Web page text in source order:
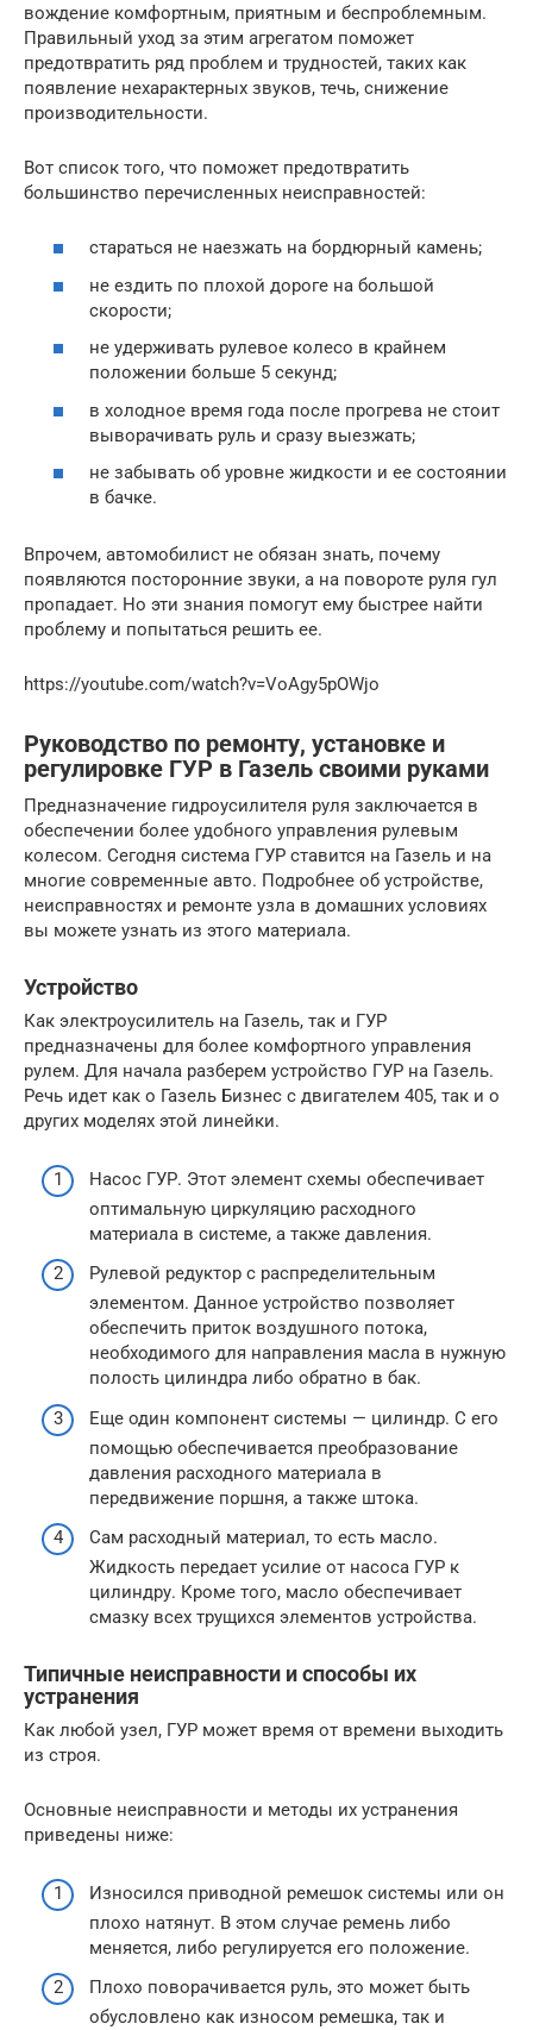
вождение комфортным, приятным и беспроблемным.
Правильный уход за этим агрегатом поможет
предотвратить ряд проблем и трудностей, таких как
появление нехарактерных звуков, течь, снижение
производительности.
Вот список того, что поможет предотвратить
большинство перечисленных неисправностей:
стараться не наезжать на бордюрный камень;
не ездить по плохой дороге на большой
скорости;
не удерживать рулевое колесо в крайнем
положении больше 5 секунд;
в холодное время года после прогрева не стоит
выворачивать руль и сразу выезжать;
не забывать об уровне жидкости и ее состоянии
в бачке.
Впрочем, автомобилист не обязан знать, почему
появляются посторонние звуки, а на повороте руля гул
пропадает. Но эти знания помогут ему быстрее найти
проблему и попытаться решить ее.
https://youtube.com/watch?v=VoAgy5pOWjo
Руководство по ремонту, установке и
регулировке ГУР в Газель своими руками
Предназначение гидроусилителя руля заключается в
обеспечении более удобного управления рулевым
колесом. Сегодня система ГУР ставится на Газель и на
многие современные авто. Подробнее об устройстве,
неисправностях и ремонте узла в домашних условиях
вы можете узнать из этого материала.
Устройство
Как электроусилитель на Газель, так и ГУР
предназначены для более комфортного управления
рулем. Для начала разберем устройство ГУР на Газель.
Речь идет как о Газель Бизнес с двигателем 405, так и о
других моделях этой линейки.
Насос ГУР. Этот элемент схемы обеспечивает
оптимальную циркуляцию расходного
материала в системе, а также давления.
Рулевой редуктор с распределительным
элементом. Данное устройство позволяет
обеспечить приток воздушного потока,
необходимого для направления масла в нужную
полость цилиндра либо обратно в бак.
Еще один компонент системы — цилиндр. С его
помощью обеспечивается преобразование
давления расходного материала в
передвижение поршня, а также штока.
Сам расходный материал, то есть масло.
Жидкость передает усилие от насоса ГУР к
цилиндру. Кроме того, масло обеспечивает
смазку всех трущихся элементов устройства.
Типичные неисправности и способы их
устранения
Как любой узел, ГУР может время от времени выходить
из строя.
Основные неисправности и методы их устранения
приведены ниже:
Износился приводной ремешок системы или он
плохо натянут. В этом случае ремень либо
меняется, либо регулируется его положение.
Плохо поворачивается руль, это может быть
обусловлено как износом ремешка, так и